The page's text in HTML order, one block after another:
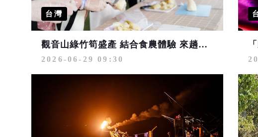
台灣
觀音山綠竹筍盛產 結合食農體驗 來趟夏日旬味之旅
2026-06-29 09:30